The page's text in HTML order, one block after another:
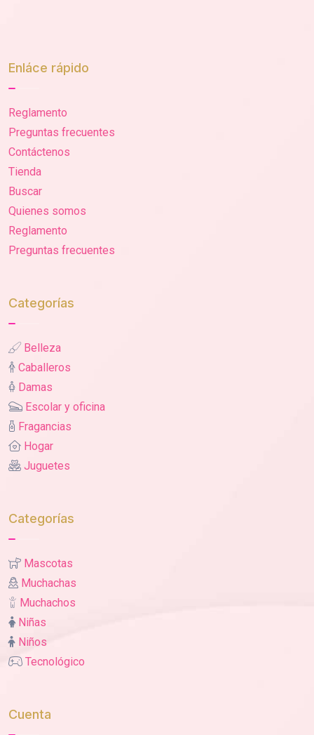
Enláce rápido
Reglamento
Preguntas frecuentes
Contáctenos
Tienda
Buscar
Quienes somos
Reglamento
Preguntas frecuentes
Categorías
Belleza
Caballeros
Damas
Escolar y oficina
Fragancias
Hogar
Juguetes
Categorías
Mascotas
Muchachas
Muchachos
Niñas
Niños
Tecnológico
Cuenta